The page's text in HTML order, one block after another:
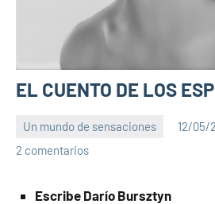
EL CUENTO DE LOS
Un mundo de sensaciones 12/05/
2 comentarios
Escribe Darío Bursztyn